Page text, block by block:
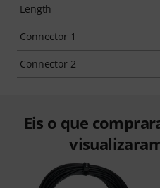
Length
Connector 1
Connector 2
Eis o que